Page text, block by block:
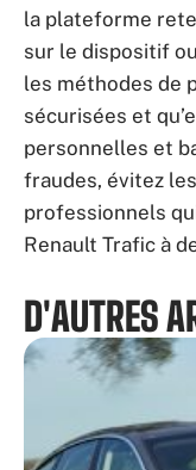
la plateforme
sur le dispositif
les méthodes de
sécurisées et
personnelles et
fraudes, évitez
professionnels
Renault Trafic à
D'AUTRES